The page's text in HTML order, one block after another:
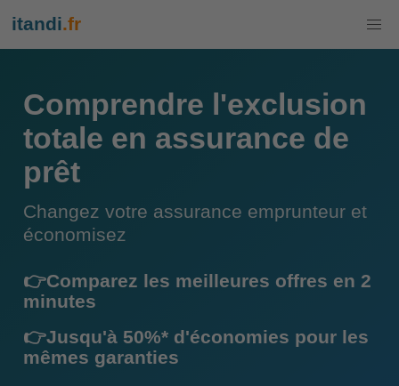
itandi.fr
Comprendre l'exclusion
totale en assurance de
prêt
Changez votre assurance emprunteur et
économisez
👉Comparez les meilleures offres en 2
minutes
👉Jusqu'à 50%* d'économies pour les
mêmes garanties